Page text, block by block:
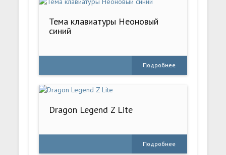
Тема клавиатуры Неоновый
синий
Подробнее
Dragon Legend Z Lite
Подробнее